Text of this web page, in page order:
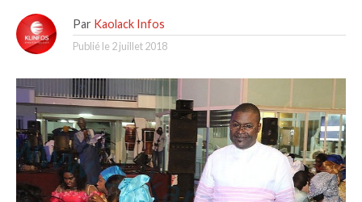
Par Kaolack Infos
Publié le 2 juillet 2018